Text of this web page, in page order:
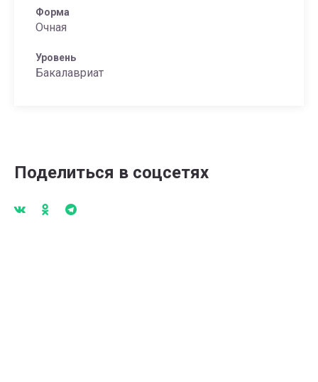
Форма
Очная
Уровень
Бакалавриат
Поделиться в соцсетях